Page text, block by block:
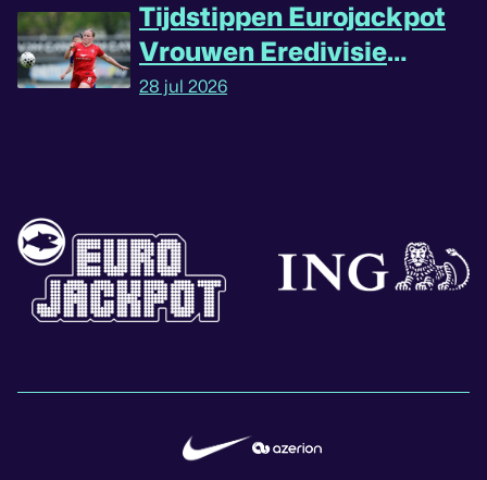
Tijdstippen Eurojackpot
Vrouwen Eredivisie
omgedraaid
28 jul 2026